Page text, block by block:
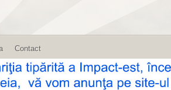
Contact